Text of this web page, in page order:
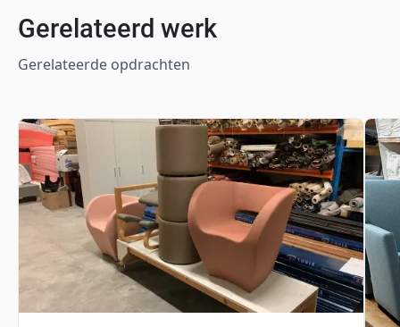
Gerelateerd werk
Gerelateerde opdrachten